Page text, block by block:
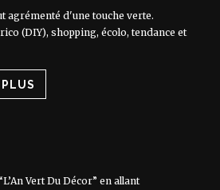
agrémenté d'une touche verte.
(DIY), shopping, écolo, tendance et
Vert Du Décor” en allant